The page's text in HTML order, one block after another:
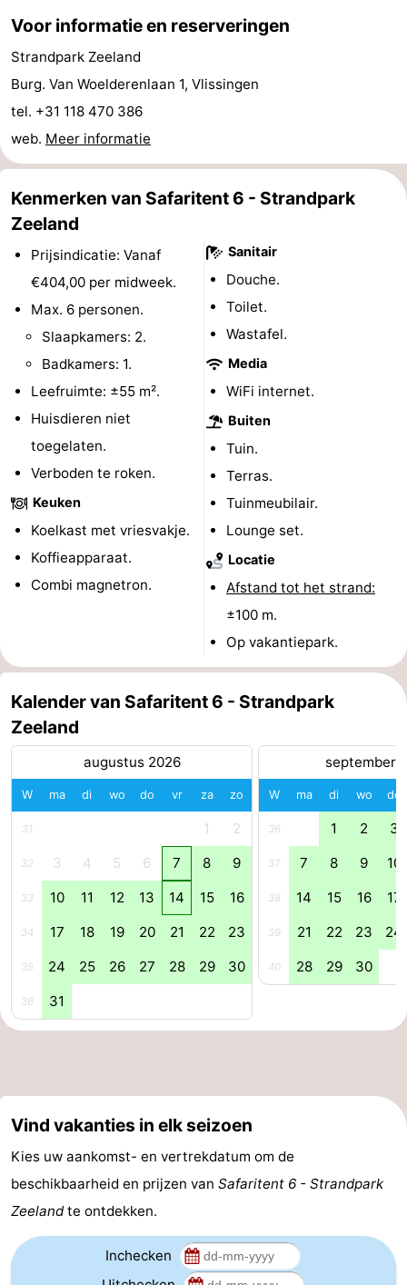
Zien
&
Bezienswaardigheden
Musea
-
Monumenten
-
Uitkijkpunten
Attracties
Speeltuinen
Binnenspeeltuinen
Bowlen
Wellness
centra
Dorpen
&
Steden
Natuur
Rondleidingen
Sporten
Zwembaden
-
Fietsen
-
Wandelen
-
Paardrijden
-
Golfbanen
Eten
en
drinken
Ringrijden
Evenementen
Route
Reisboekenwinkel
Nieuws
Medische
Voor informatie en reserveringen
Strandpark Zeeland
Burg. Van Woelderenlaan 1, Vlissingen
tel. +31 118 470 386
web. Meer informatie
Kenmerken van Safaritent 6 - Strandpark
Zeeland
Prijsindicatie: Vanaf
€404,00 per midweek.
Max. 6 personen.
Slaapkamers: 2.
Badkamers: 1.
Leefruimte: ±55 m².
Huisdieren niet
toegelaten.
Verboden te roken.
Keuken
Koelkast met vriesvakje.
Koffieapparaat.
Combi magnetron.
Sanitair
Douche.
Toilet.
Wastafel.
Media
WiFi internet.
Buiten
Tuin.
Terras.
Tuinmeubilair.
Lounge set.
Locatie
Afstand tot het strand:
±100 m.
Op vakantiepark.
Kalender van Safaritent 6 - Strandpark
Zeeland
augustus 2026
W ma di wo do vr za zo
31 1 2
32 3 4 5 6 7 8 9
33 10 11 12 13 14 15 16
34 17 18 19 20 21 22 23
35 24 25 26 27 28 29 30
36 31
september
W ma di wo do
36 1 2 3
37 7 8 9 10
38 14 15 16 17
39 21 22 23 24
40 28 29 30
Vind vakanties in elk seizoen
Kies uw aankomst- en vertrekdatum om de
beschikbaarheid en prijzen van Safaritent 6 - Strandpark
Zeelandte ontdekken.
Inchecken